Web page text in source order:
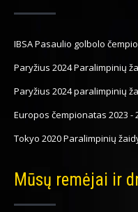
IBSA Pasaulio golbolo
Paryžius 2024 Paralimpinių
Paryžius 2024 paralimpinių
Europos čempionatas 2023 -
Tokyo 2020 Paralimpinių
Mūsų remėjai ir